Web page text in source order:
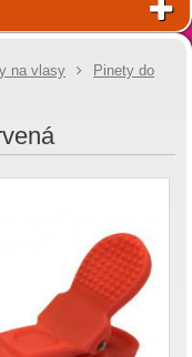
na vlasy
Pinety do